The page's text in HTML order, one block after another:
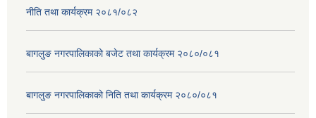
नीति तथा कार्यक्रम २०८१/०८२
बागलुङ नगरपालिकाको बजेट तथा कार्यक्रम २०८०/०८१
बागलुङ नगरपालिकाको निति तथा कार्यक्रम २०८०/०८१